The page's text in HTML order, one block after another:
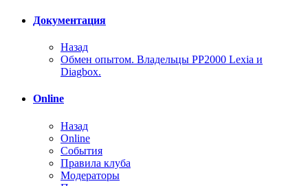
Документация
Назад
Обмен опытом. Владельцы PP2000 Lexia и
Diagbox.
Online
Назад
Online
События
Правила клуба
Модераторы